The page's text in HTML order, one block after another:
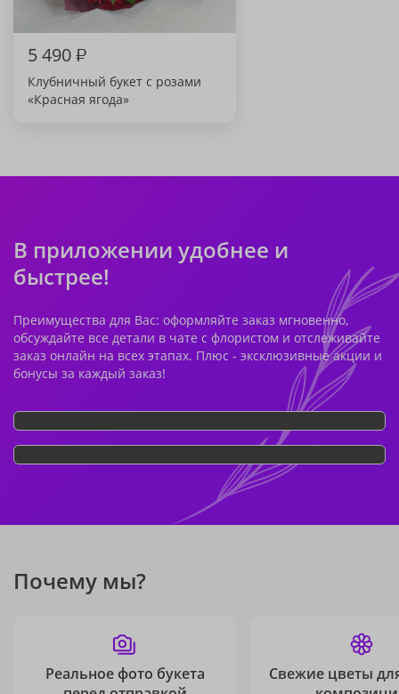
5 490₽
Клубничный букет с розами
«Красная ягода»
В приложении удобнее и
быстрее!
Преимущества для Вас: оформляйте заказ мгновенно,
обсуждайте все детали в чате с флористом и отслеживайте
заказ онлайн на всех этапах. Плюс - эксклюзивные акции и
бонусы за каждый заказ!
Почему мы?
Реальное фото букета
Свежие цветы